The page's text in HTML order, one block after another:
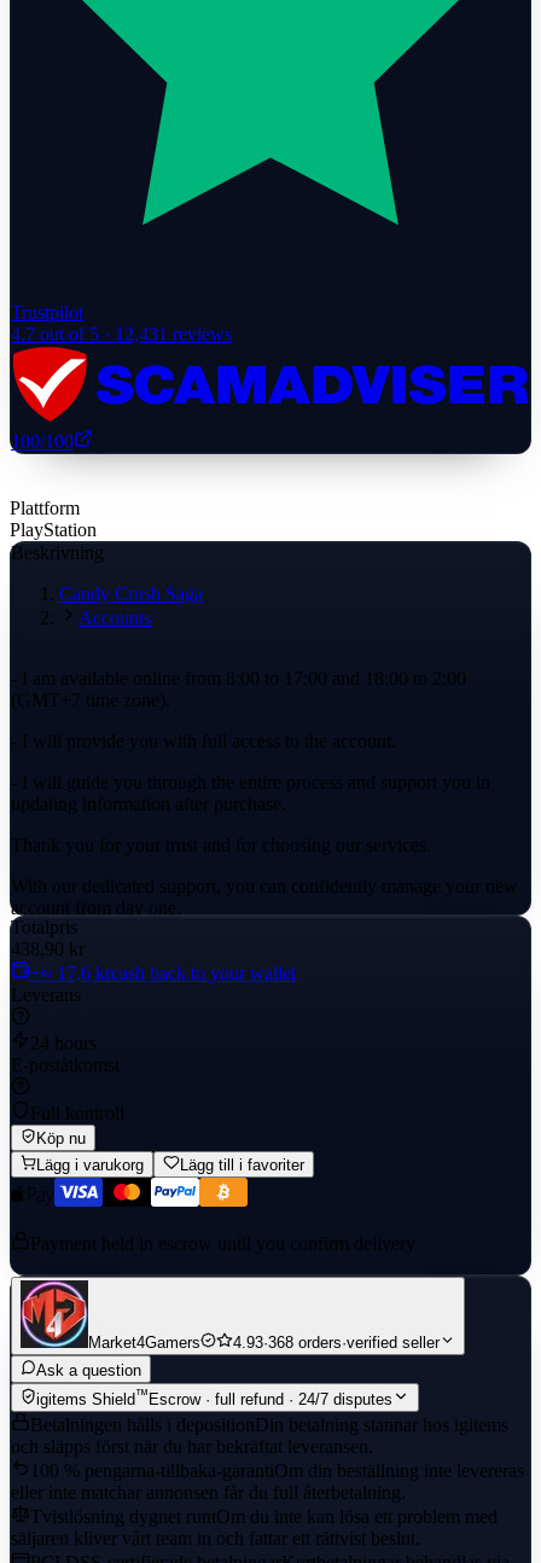
Trustpilot
4.7 out of 5 · 12,431 reviews
100/100
Plattform
PlayStation
Beskrivning
Candy Crush Saga
Accounts
- I am available online from 8:00 to 17:00 and 18:00 to 2:00
(GMT+7 time zone).
- I will provide you with full access to the account.
- I will guide you through the entire process and support you in
updating information after purchase.
Thank you for your trust and for choosing our services.
With our dedicated support, you can confidently manage your new
account from day one.
Totalpris
438,90 kr
+≈ 17,6 krcash back to your wallet
Leverans
24 hours
E-poståtkomst
Full kontroll
Köp nu
Lägg i varukorg
Lägg till i favoriter
Payment held in escrow until you confirm delivery
Market4Gamers 4.93·368 orders·verified seller
Ask a question
igitems Shield™ Escrow · full refund · 24/7 disputes
Betalningen hålls i depositionDin betalning stannar hos igitems
och släpps först när du har bekräftat leveransen.
100 % pengarna-tillbaka-garantiOm din beställning inte levereras
eller inte matchar annonsen får du full återbetalning.
Tvistlösning dygnet runtOm du inte kan lösa ett problem med
säljaren kliver vårt team in och fattar ett rättvist beslut.